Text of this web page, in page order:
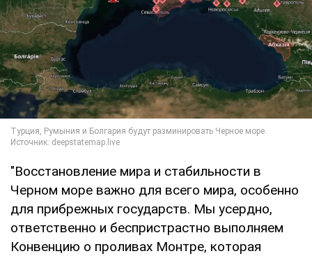
"Восстановление мира и стабильности в
Черном море важно для всего мира, особенно
для прибрежных государств. Мы усердно,
ответственно и беспристрастно выполняем
Конвенцию о проливах Монтре, которая